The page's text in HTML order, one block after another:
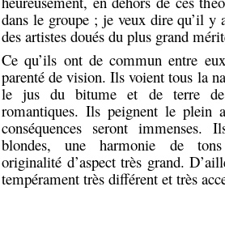
dans le groupe ; je veux dire qu’il y
des artistes doués du plus grand
Ce qu’ils ont de commun entre
parenté de vision. Ils voient tous la
le jus du bitume et de terre de
romantiques. Ils peignent le plein
conséquences seront immenses.
blondes, une harmonie de tons
originalité d’aspect très grand.
tempérament très différent et très